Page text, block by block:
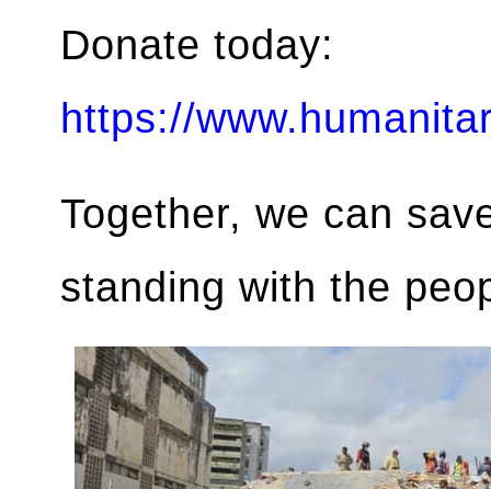
Donate today:
https://
Together, we can
standing with the